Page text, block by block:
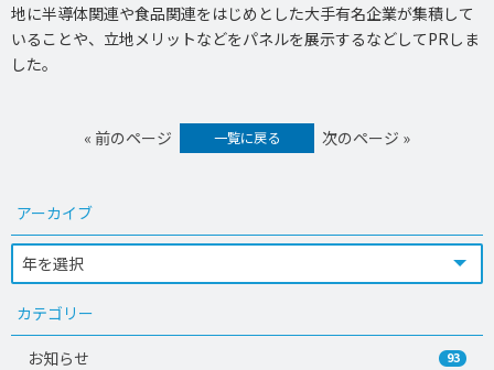
地に半導体関連や食品関連をはじめとした大手有名企業が集積して
いることや、立地メリットなどをパネルを展示するなどしてPRしま
した。
« 前のページ 一覧に戻る 次のページ »
アーカイブ
カテゴリー
お知らせ 93